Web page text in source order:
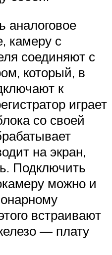
аналоговое
камеру с
соединяют с
который, в
к
играет
со своей
на экран,
Подключить
можно и
встраивают
— плату